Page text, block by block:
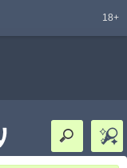
18+